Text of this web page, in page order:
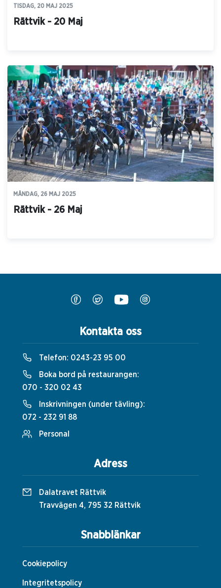
TISDAG, 20 MAJ 2025
Rättvik - 20 Maj
MÅNDAG, 26 MAJ 2025
Rättvik - 26 Maj
Snabblänkar
Cookiepolicy
Integritetspolicy
Kontakta oss
Telefon: 0243-23 95 00
Boka bord på restaurangen:
070 - 320 02 43
Inskrivningen (under tävling):
072 - 232 91 88
Personal
Adress
Dalatravet Rättvik
Travvägen 4, 795 32 Rättvik